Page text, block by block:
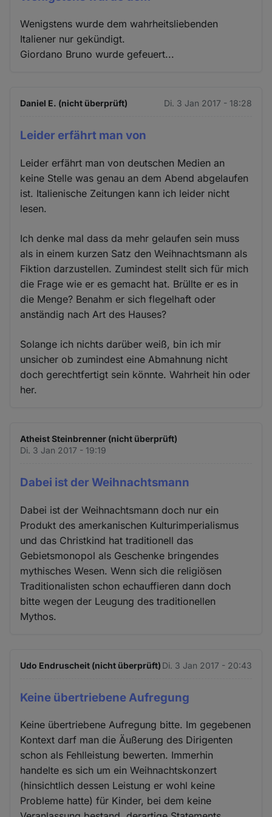
Wenigstens wurde dem wahrheitsliebenden
Italiener nur gekündigt.
Giordano Bruno wurde gefeuert...
Daniel E. (nicht überprüft) Di. 3 Jan 2017 - 18:28
Leider erfährt man von
Leider erfährt man von deutschen Medien an
keine Stelle was genau an dem Abend abgelaufen
ist. Italienische Zeitungen kann ich leider nicht
lesen.
Ich denke mal dass da mehr gelaufen sein muss
als in einem kurzen Satz den Weihnachtsmann als
Fiktion darzustellen. Zumindest stellt sich für mich
die Frage wie er es gemacht hat. Brüllte er es in
die Menge? Benahm er sich flegelhaft oder
anständig nach Art des Hauses?
Solange ich nichts darüber weiß, bin ich mir
unsicher ob zumindest eine Abmahnung nicht
doch gerechtfertigt sein könnte. Wahrheit hin oder
her.
Atheist Steinbrenner (nicht überprüft)
Di. 3 Jan 2017 - 19:19
Dabei ist der Weihnachtsmann
Dabei ist der Weihnachtsmann doch nur ein
Produkt des amerkanischen Kulturimperialismus
und das Christkind hat traditionell das
Gebietsmonopol als Geschenke bringendes
mythisches Wesen. Wenn sich die religiösen
Traditionalisten schon echauffieren dann doch
bitte wegen der Leugung des traditionellen
Mythos.
Udo Endruscheit (nicht überprüft) Di. 3 Jan 2017 - 20:43
Keine übertriebene Aufregung
Keine übertriebene Aufregung bitte. Im gegebenen
Kontext darf man die Äußerung des Dirigenten
schon als Fehlleistung bewerten. Immerhin
handelte es sich um ein Weihnachtskonzert
(hinsichtlich dessen Leistung er wohl keine
Probleme hatte) für Kinder, bei dem keine